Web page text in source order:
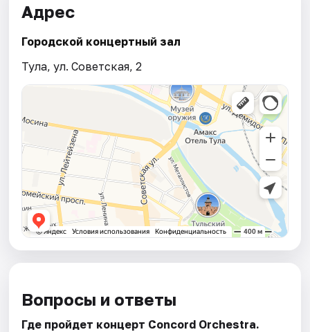
Адрес
Городской концертный зал
Тула, ул. Советская, 2
Вопросы и ответы
Где пройдет концерт Concord Orchestra.